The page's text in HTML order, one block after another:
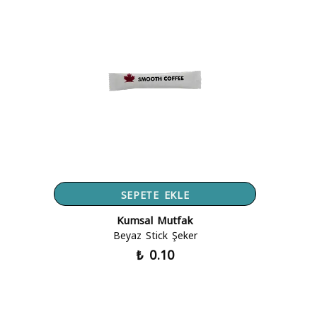
SEPETE EKLE
Kumsal Mutfak
Beyaz Stick Şeker
₺ 0.10